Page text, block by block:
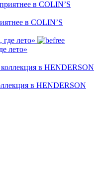
в COLIN’S
лето»
в HENDERSON